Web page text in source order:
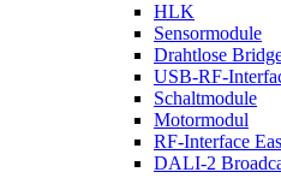
HLK
Sensormodule
Drahtlose
USB-RF-
Schaltmodule
Motormodul
RF-Interface
DALI-2